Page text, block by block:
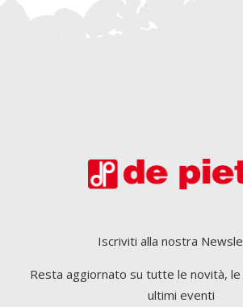
Iscriviti alla nostra
Resta aggiornato su tutte le novità,
ultimi eventi